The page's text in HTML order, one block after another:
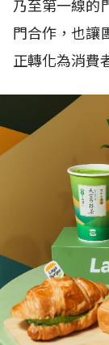
乃至第一線的
門合作，也讓
正轉化為消費